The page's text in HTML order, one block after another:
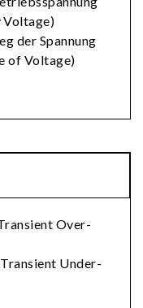
Voltage)
der Spannung
of Voltage)
Over-
Under-